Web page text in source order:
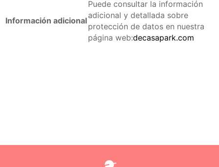
Información adicional
Puede consultar la información
adicional y detallada sobre
protección de datos en nuestra
página web:decasapark.com